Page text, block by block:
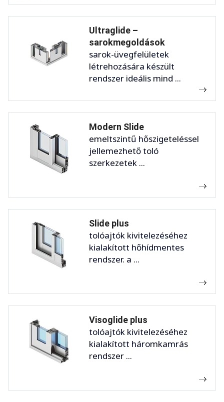
Ultraglide –
sarokmegoldások
sarok-üvegfelületek
létrehozására készült
rendszer ideális mind ...
Modern Slide
emeltszintű hőszigeteléssel
jellemezhető toló
szerkezetek ...
Slide plus
tolóajtók kivitelezéséhez
kialakított hőhídmentes
rendszer. a ...
Visoglide plus
tolóajtók kivitelezéséhez
kialakított háromkamrás
rendszer ...